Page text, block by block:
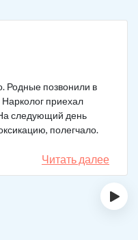
Родные позвонили в
приехал
следующий день
полегчало.
и теперь думаю,
Так намучался и
Читать далее
›